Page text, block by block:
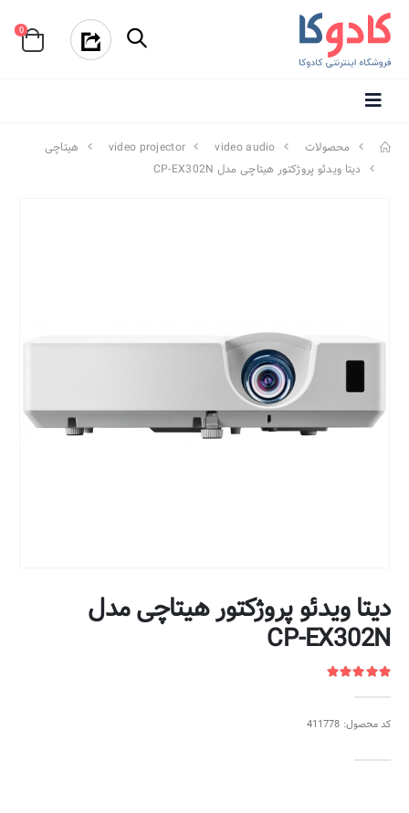
0
محصولات video audio
video projector
هیتاچی
دیتا ویدئو پروژکتور هیتاچی مدل CP-EX302N
دیتا ویدئو پروژکتور هیتاچی مدل
CP-EX302N
کد محصول: 411778